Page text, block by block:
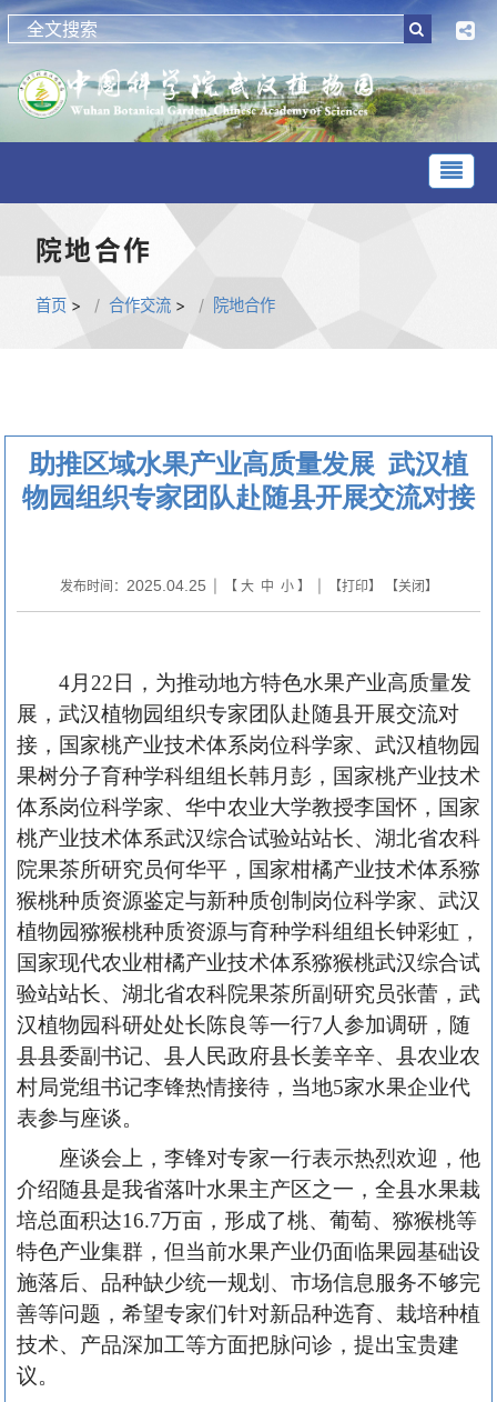
院地合作
首页 > 合作交流 > 院地合作
助推区域水果产业高质量发展 武汉植
物园组织专家团队赴随县开展交流对接
发布时间： 2025.04.25 | 【 大 中 小】 | 【打印】 【关闭】
4月22日，为推动地方特色水果产业高质量发
展，武汉植物园组织专家团队赴随县开展交流对
接，国家桃产业技术体系岗位科学家、武汉植物园
果树分子育种学科组组长韩月彭，国家桃产业技术
体系岗位科学家、华中农业大学教授李国怀，国家
桃产业技术体系武汉综合试验站站长、湖北省农科
院果茶所研究员何华平，国家柑橘产业技术体系猕
猴桃种质资源鉴定与新种质创制岗位科学家、武汉
植物园猕猴桃种质资源与育种学科组组长钟彩虹，
国家现代农业柑橘产业技术体系猕猴桃武汉综合试
验站站长、湖北省农科院果茶所副研究员张蕾，武
汉植物园科研处处长陈良等一行7人参加调研，随
县县委副书记、县人民政府县长姜辛辛、县农业农
村局党组书记李锋热情接待，当地5家水果企业代
表参与座谈。
座谈会上，李锋对专家一行表示热烈欢迎，他
介绍随县是我省落叶水果主产区之一，全县水果栽
培总面积达16.7万亩，形成了桃、葡萄、猕猴桃等
特色产业集群，但当前水果产业仍面临果园基础设
施落后、品种缺少统一规划、市场信息服务不够完
善等问题，希望专家们针对新品种选育、栽培种植
技术、产品深加工等方面把脉问诊，提出宝贵建
议。